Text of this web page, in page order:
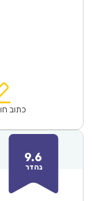
כתוב
9.6
נהדר